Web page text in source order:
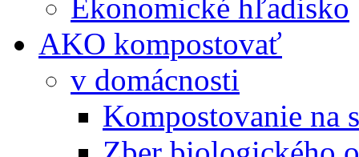
Ekonomické hľadisko
AKO kompostovať
v domácnosti
Kompostovanie na